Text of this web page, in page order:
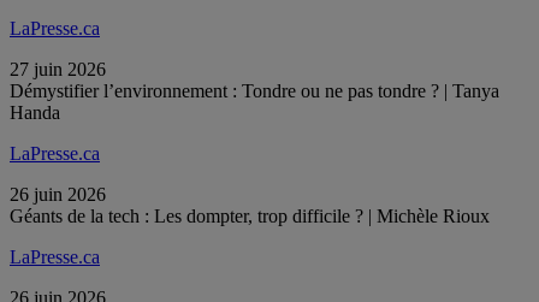
LaPresse.ca
27 juin 2026
Démystifier l’environnement : Tondre ou ne pas tondre ? | Tanya
Handa
LaPresse.ca
26 juin 2026
Géants de la tech : Les dompter, trop difficile ? | Michèle Rioux
LaPresse.ca
26 juin 2026